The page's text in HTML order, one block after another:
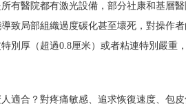
有醫院都有激光設備，部分社康和基層
致局部組織過度碳化甚至壞死，對操作
別厚（超過0.8厘米）或者粘連特別嚴重
適合？對疼痛敏感、追求恢復速度、包